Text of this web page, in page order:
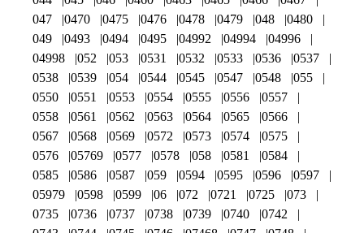
047
0470 0475 0476 0478 0479 048
0480
049
0493 0494 0495 04992 04994
04996
04998
052 053 0531 0532 0533 0536
0537
0538
0539 054 0544 0545 0547 0548
055
0550
0551 0553 0554 0555 0556
0557
0558
0561 0562 0563 0564 0565
0566
0567
0568 0569 0572 0573 0574
0575
0576
05769 0577 0578 058 0581
0584
0585
0586 0587 059 0594 0595 0596
0597
05979
0598 0599 06 072 0721 0725
073
0735
0736 0737 0738 0739 0740
0742